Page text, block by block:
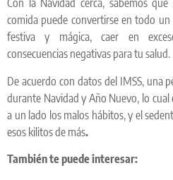
Con la Navidad cerca, sabemos
comida puede convertirse en todo
festiva y mágica, caer en
consecuencias negativas para tu salud.
De acuerdo con datos del IMSS, una
durante Navidad y Año Nuevo, lo cual
a un lado los malos hábitos, y el
esos kilitos de más.
También te puede interesar: